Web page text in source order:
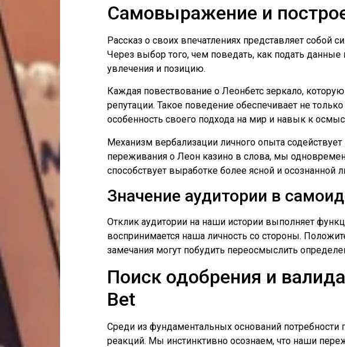
Самовыражение и
Рассказ о своих впечатлениях представляет
Через выбор того, чем поведать, как подать
увлечения и позицию.
Каждая повествование о Леонбетс зеркало,
репутации. Такое поведение обеспечивает не
особенность своего подхода на мир и навык к
Механизм вербализации личного опыта
переживания о Леон казино в слова, мы
способствует выработке более ясной и осознанной
Значение аудитории в
Отклик аудитории на наши истории выполняет
воспринимается наша личность со стороны.
замечания могут побудить переосмыслить
Поиск одобрения и
Bet
Среди из фундаментальных оснований
реакций. Мы инстинктивно осознаем, что наши